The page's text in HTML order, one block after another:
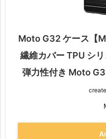
Moto G32 ケース【
繊維カバー TPU シ
弾力性付き Moto